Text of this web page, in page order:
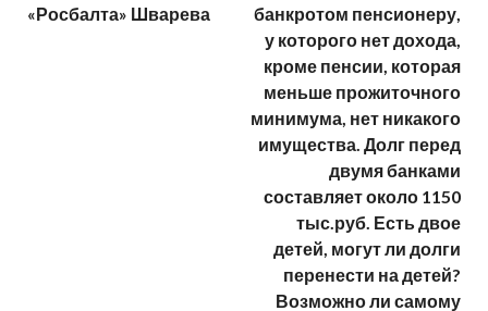
«Росбалта» Шварева
банкротом пенсионеру,
у которого нет дохода,
кроме пенсии, которая
меньше прожиточного
минимума, нет никакого
имущества. Долг перед
двумя банками
составляет около 1150
тыс.руб. Есть двое
детей, могут ли долги
перенести на детей?
Возможно ли самому